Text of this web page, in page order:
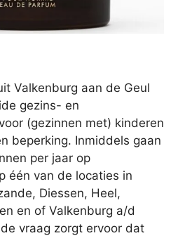
Valkenburg aan de Geul
gezins- en
(gezinnen met) kinderen
beperking. Inmiddels gaan
per jaar op
één van de locaties in
Diessen, Heel,
en of Valkenburg a/d
vraag zorgt ervoor dat